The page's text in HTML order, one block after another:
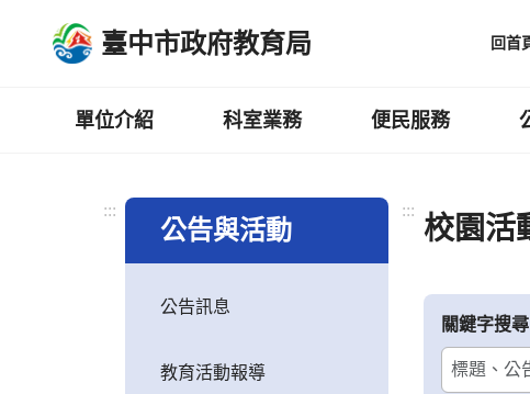
臺中市政府教育局 回首
單位介紹 科室業務 便民服務
:::
公告與活動
公告訊息
教育活動報導
:::
校園活
關鍵字搜尋